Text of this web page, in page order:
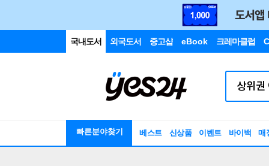
국내도서 외국도서 중고샵 eBook 크레마클럽
빠른분야찾기 베스트 신상품 이벤트 바이백 매